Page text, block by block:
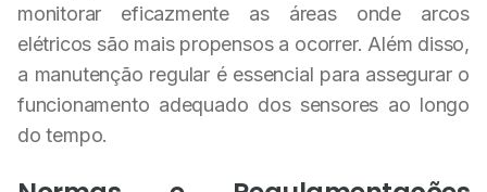
monitorar eficazmente as áreas onde arcos
elétricos são mais propensos a ocorrer. Além disso,
a manutenção regular é essencial para assegurar o
funcionamento adequado dos sensores ao longo
do tempo.